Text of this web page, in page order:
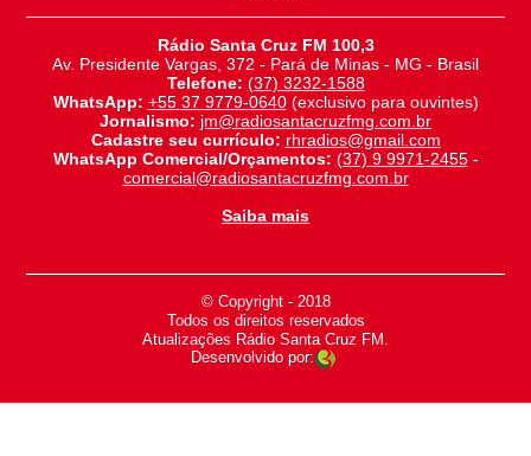
Rádio Santa Cruz FM 100,3
Av. Presidente Vargas, 372 - Pará de Minas - MG - Brasil
Telefone: (37) 3232-1588
WhatsApp: +55 37 9779-0640(exclusivo para ouvintes)
Jornalismo: jm@radiosantacruzfmg.com.br
Cadastre seu currículo: rhradios@gmail.com
WhatsApp Comercial/Orçamentos: (37) 9 9971-2455-
comercial@radiosantacruzfmg.com.br
Saiba mais
© Copyright - 2018
-
Todos os direitos reservados
-
Atualizações Rádio Santa Cruz FM.
Desenvolvido por: